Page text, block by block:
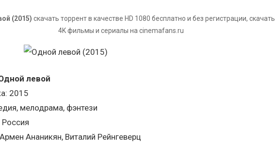
(2015) скачать торрент в качестве HD 1080 бесплатно и без регистрации, скачать
4K фильмы и сериалы на cinemafans.ru
левой
2015
мелодрама, фэнтези
Ананикян, Виталий Рейнгеверц